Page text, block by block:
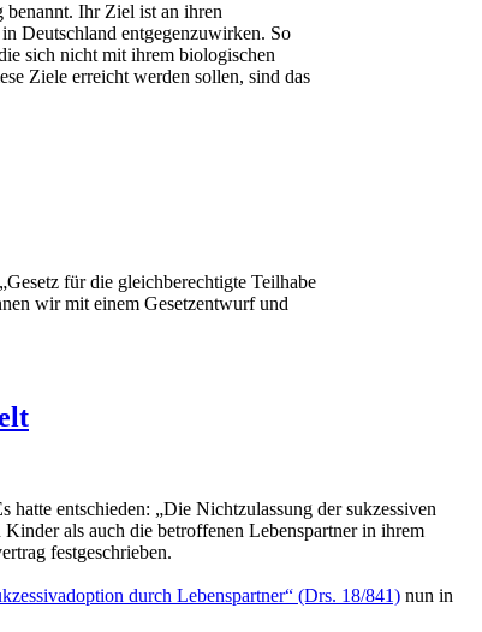
benannt. Ihr Ziel ist an ihren
Deutschland entgegenzuwirken. So
sich nicht mit ihrem biologischen
Ziele erreicht werden sollen, sind das
für die gleichberechtigte Teilhabe
wir mit einem Gesetzentwurf und
hatte entschieden: „Die Nichtzulassung der sukzessiven
als auch die betroffenen Lebenspartner in ihrem
festgeschrieben.
durch Lebenspartner“ (Drs. 18/841) nun in